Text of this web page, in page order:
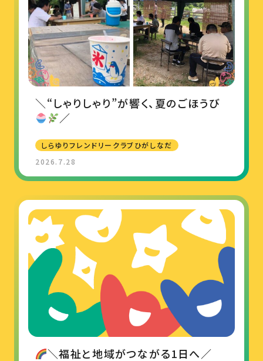
＼“しゃりしゃり”が響く、夏のごほうび
／
しらゆりフレンドリークラブひがしなだ
2026.7.28
＼福祉と地域がつながる1日へ／